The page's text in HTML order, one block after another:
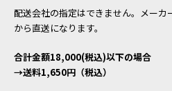
配送会社の指定はできません。メーカ
から直送になります。
合計金額18,000(税込)以下の場合
→送料1,650円（税込）